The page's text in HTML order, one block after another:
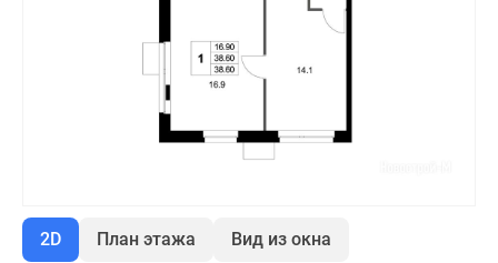
2D План этажа Вид из окна